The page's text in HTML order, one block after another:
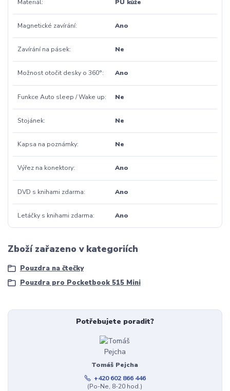
Materiál PU kůže
Magnetické zavírání Ano
Zavírání na pásek Ne
Možnost otočit desky o 360° Ano
Funkce Auto sleep / Wake up Ne
Stojánek Ne
Kapsa na poznámky Ne
Výřez na konektory Ano
DVD s knihami zdarma Ano
Letáčky s knihami zdarma Ano
Zboží zařazeno v kategoriích
Pouzdra na čtečky
Pouzdra pro Pocketbook 515 Mini
Potřebujete poradit?
Tomáš Pejcha
+420 602 866 446
(Po-Ne, 8-20 hod.)